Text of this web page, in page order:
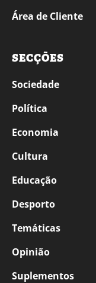
Área de Cliente
SECÇÕES
Sociedade
Política
Economia
Cultura
Educação
Desporto
Temáticas
Opinião
Suplementos